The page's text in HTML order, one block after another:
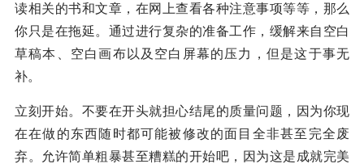
读相关的书和文章，在网上查看各种注意事项等等，那么
你只是在拖延。通过进行复杂的准备工作，缓解来自空白
草稿本、空白画布以及空白屏幕的压力，但是这于事无
补。
立刻开始。不要在开头就担心结尾的质量问题，因为你现
在在做的东西随时都可能被修改的面目全非甚至完全废
弃。允许简单粗暴甚至糟糕的开始吧，因为这是成就完美